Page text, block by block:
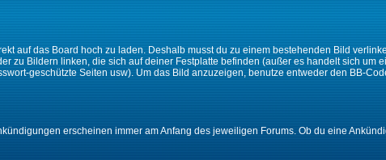
auf das Board hoch zu laden. Deshalb musst du zu einem bestehenden Bild
zu Bildern linken, die sich auf deiner Festplatte befinden (außer es handelt sich um
geschützte Seiten usw). Um das Bild anzuzeigen, benutze entweder den BB-
erscheinen immer am Anfang des jeweiligen Forums. Ob du eine